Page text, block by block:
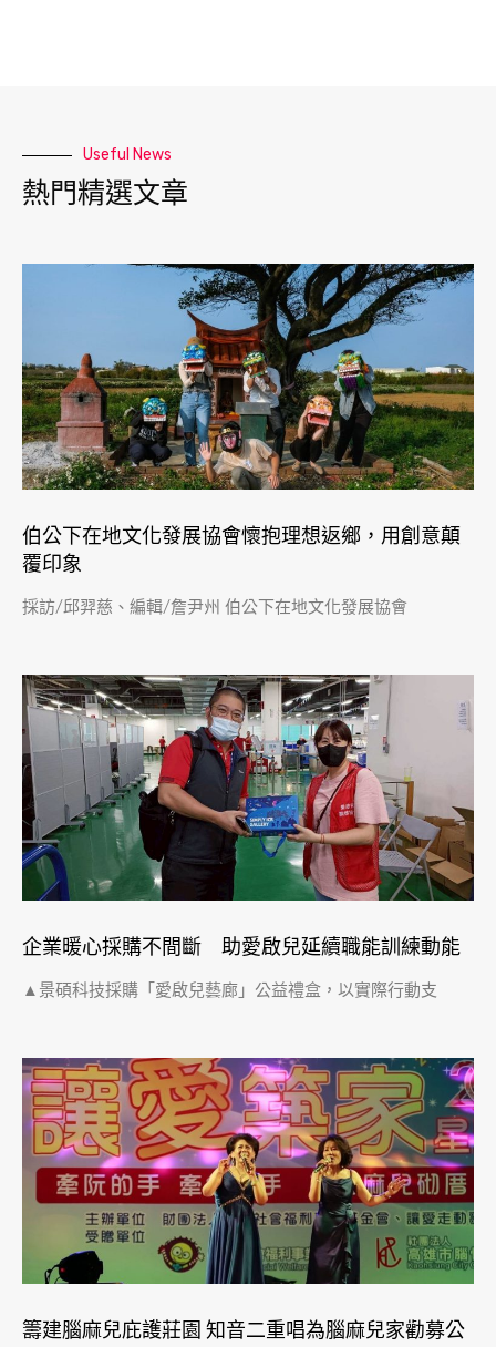
Useful News
熱門精選文章
伯公下在地文化發展協會懷抱理想返鄉，用創意顛
覆印象
採訪/邱羿慈、編輯/詹尹州 伯公下在地文化發展協會
企業暖心採購不間斷 助愛啟兒延續職能訓練動能
▲景碩科技採購「愛啟兒藝廊」公益禮盒，以實際行動支
籌建腦麻兒庇護莊園 知音二重唱為腦麻兒家勸募公